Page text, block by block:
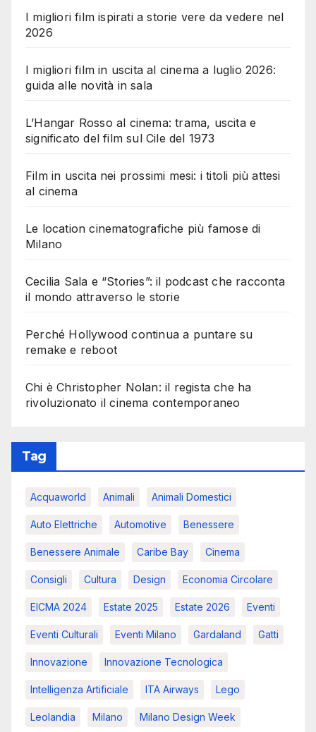
I migliori film ispirati a storie vere da vedere nel
2026
I migliori film in uscita al cinema a luglio 2026:
guida alle novità in sala
L’Hangar Rosso al cinema: trama, uscita e
significato del film sul Cile del 1973
Film in uscita nei prossimi mesi: i titoli più attesi
al cinema
Le location cinematografiche più famose di
Milano
Cecilia Sala e “Stories”: il podcast che racconta
il mondo attraverso le storie
Perché Hollywood continua a puntare su
remake e reboot
Chi è Christopher Nolan: il regista che ha
rivoluzionato il cinema contemporaneo
Tag
Acquaworld Animali Animali Domestici
Auto Elettriche Automotive Benessere
Benessere Animale Caribe Bay Cinema
Consigli Cultura Design Economia Circolare
EICMA 2024 Estate 2025 Estate 2026 Eventi
Eventi Culturali Eventi Milano Gardaland Gatti
Innovazione Innovazione Tecnologica
Intelligenza Artificiale ITA Airways Lego
Leolandia Milano Milano Design Week